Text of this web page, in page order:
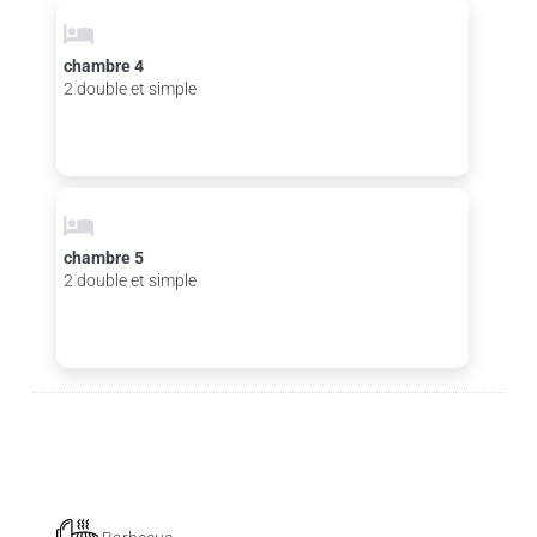
chambre 4
2 double et simple
chambre 5
2 double et simple